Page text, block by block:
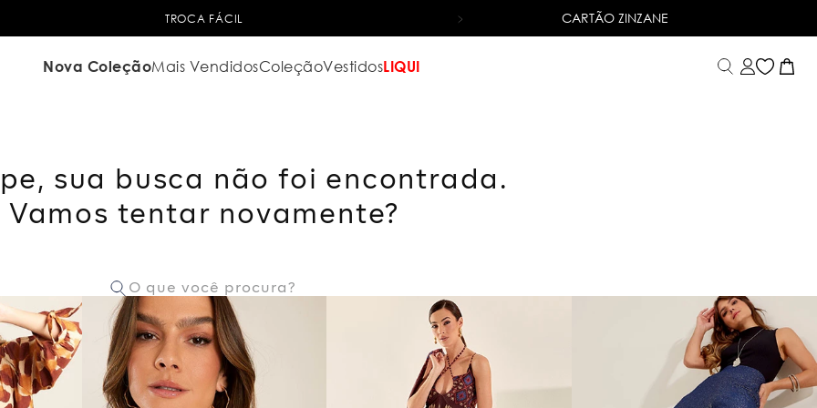
TROCA FÁCIL 6X SEM JUROSNO CARTÃO DE CRÉDITO
CARTÃO ZINZANE
Nova ColeçãoMais VendidosColeçãoVestidosLIQUI
sua busca não foi encontrada.
Vamos tentar novamente?